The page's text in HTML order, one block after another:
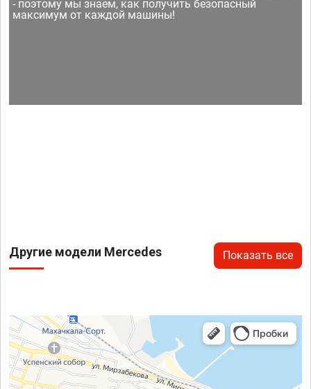
- поэтому мы знаем, как получить безопасный
максимум от каждой машины!
Другие модели Mercedes Показать все